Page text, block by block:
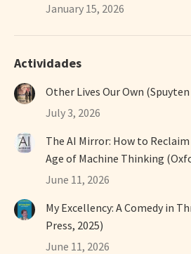
January 15, 2026
Actividades
Other Lives Our Own
July 3, 2026
The AI Mirror: How to
Age of Machine Thinking
June 11, 2026
My Excellency: A Comedy in
Press, 2025)
June 11, 2026